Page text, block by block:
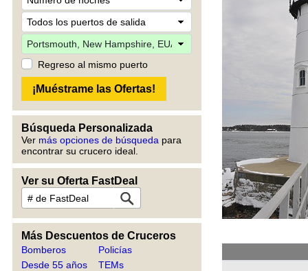
Regreso al mismo puerto
Búsqueda Personalizada
Ver más opciones de búsqueda para
encontrar su crucero ideal.
Ver su Oferta FastDeal
Más Descuentos de Cruceros
Bomberos
Desde 55 años
Policías
TEMs